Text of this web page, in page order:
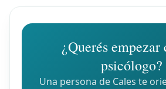
¿Querés empezar
psicólogo?
Una persona de Cales te